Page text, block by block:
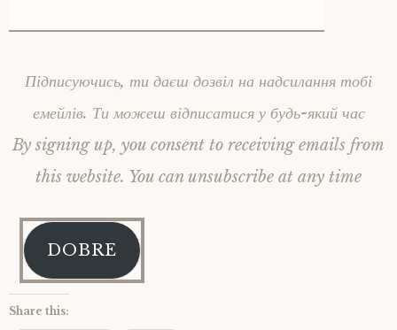
Підписуючись, ти даєш дозвіл на надсилання тобі
емейлів. Ти можеш відписатися у будь-який час
By signing up, you consent to receiving emails from
this website. You can unsubscribe at any time
DOBRE
Share this: